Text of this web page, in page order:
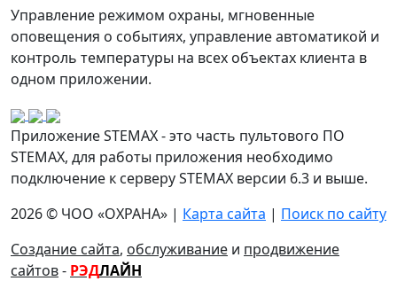
Управление режимом охраны, мгновенные
оповещения о событиях, управление автоматикой и
контроль температуры на всех объектах клиента в
одном приложении.
Приложение STEMAX - это часть пультового ПО
STEMAX, для работы приложения необходимо
подключение к серверу STEMAX версии 6.3 и выше.
2026 © ЧОО «ОХРАНА» | Карта сайта | Поиск по сайту
Создание сайта, обслуживание и продвижение
сайтов- РЭДЛАЙН